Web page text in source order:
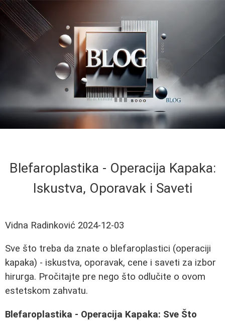
Blefaroplastika - Operacija Kapaka:
Iskustva, Oporavak i Saveti
Vidna Radinković 2024-12-03
Sve što treba da znate o blefaroplastici (operaciji
kapaka) - iskustva, oporavak, cene i saveti za izbor
hirurga. Pročitajte pre nego što odlučite o ovom
estetskom zahvatu.
Blefaroplastika - Operacija Kapaka: Sve Što